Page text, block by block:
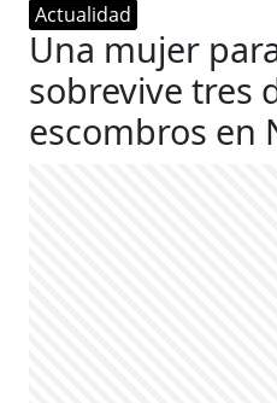
Actualidad
Una mujer
sobrevive tres
escombros en